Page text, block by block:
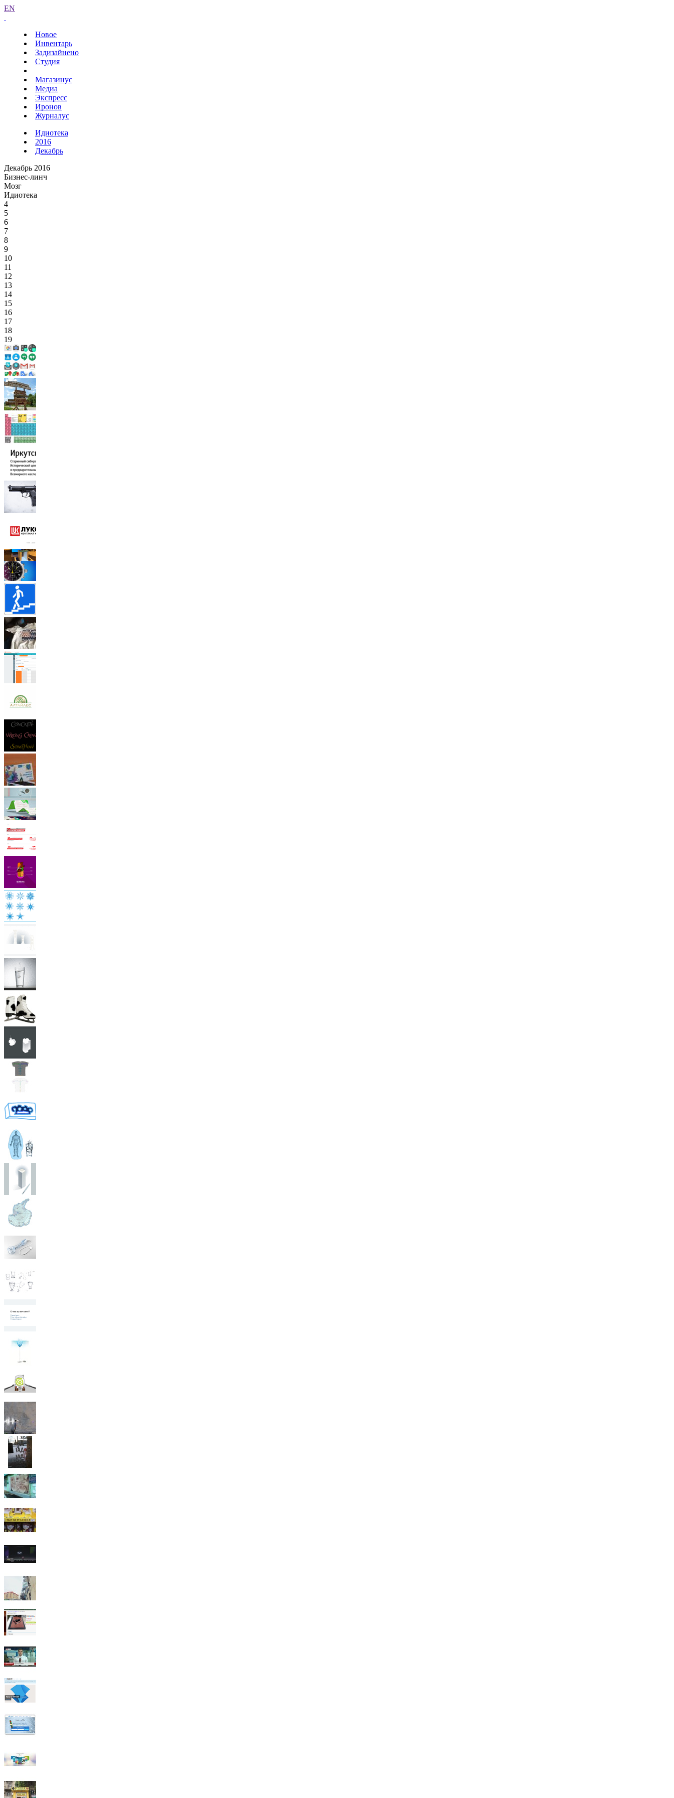
EN
Новое
Инвентарь
Задизайнено
Студия
Магазинус
Медиа
Экспресс
Иронов
Журналус
Идиотека
2016
Декабрь
Декабрь 2016
Бизнес-линч
Мозг
Идиотека
4
5
6
7
8
9
10
11
12
13
14
15
16
17
18
19